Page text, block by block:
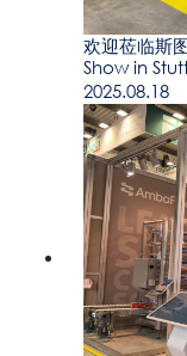
欢迎莅临斯
Show in
2025.08.18